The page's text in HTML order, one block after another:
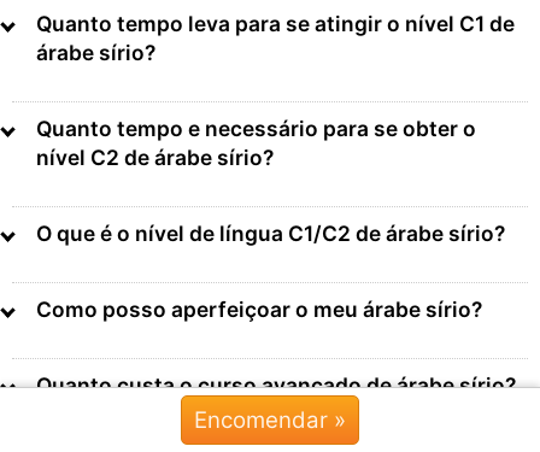
Quanto tempo leva para se atingir o nível C1 de
árabe sírio?
Quanto tempo e necessário para se obter o
nível C2 de árabe sírio?
O que é o nível de língua C1/C2 de árabe sírio?
Como posso aperfeiçoar o meu árabe sírio?
Quanto custa o curso avançado de árabe sírio?
Encomendar »
Chat »